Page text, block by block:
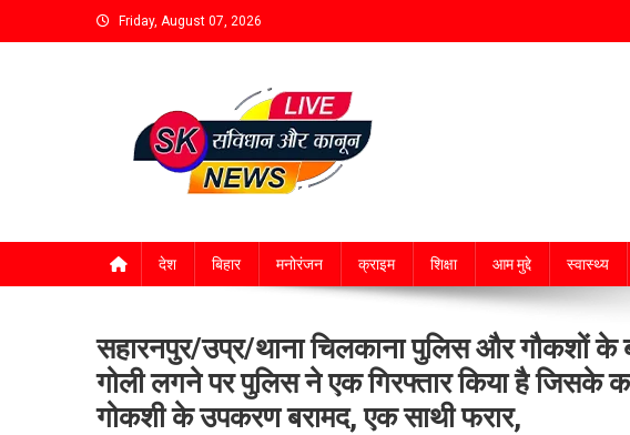
Friday, August 07, 2026
देश बिहार मनोरंजन क्राइम शिक्षा आम मुद्दे स्वास्थ्य
सहारनपुर/उप्र/थाना चिलकाना पुलिस और गौकशों के
गोली लगने पर पुलिस ने एक गिरफ्तार किया है जिसके
गोकशी के उपकरण बरामद, एक साथी फरार,